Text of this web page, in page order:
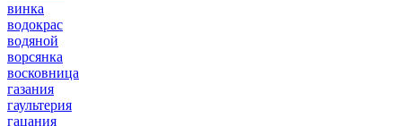
винка
водокрас
водяной
ворсянка
восковница
газания
гаультерия
гацания